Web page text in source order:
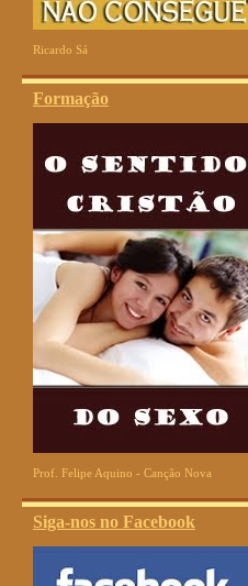
Ricardo Sá
Formação
Prof. Felipe Aquino - Canção Nova
Siga-nos no Facebook